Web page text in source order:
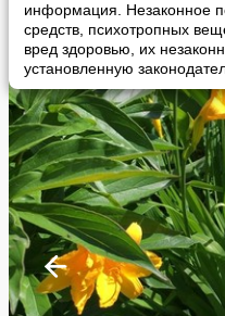
информация. Незаконное
средств, психотропных
вред здоровью, их
установленную